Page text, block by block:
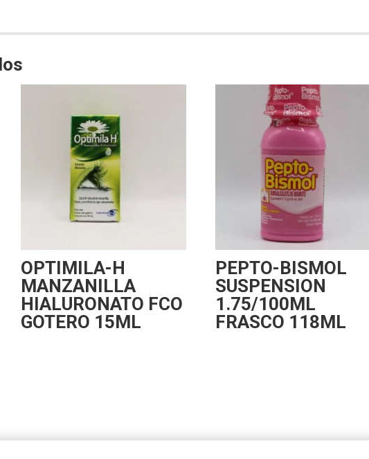
OPTIMILA-H
MANZANILLA
HIALURONATO FCO
GOTERO 15ML
PEPTO-BISMOL
SUSPENSION
1.75/100ML
FRASCO 118ML